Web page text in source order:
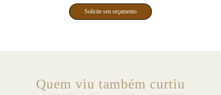
Solicite seu orçamento
Quem viu também curtiu